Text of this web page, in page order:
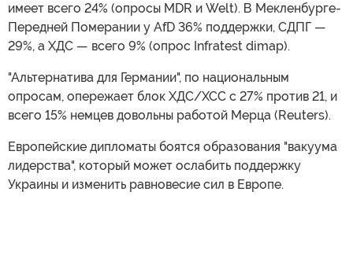
имеет всего 24% (опросы MDR и Welt). В Мекленбурге-
Передней Померании у AfD 36% поддержки, СДПГ —
29%, а ХДС — всего 9% (опрос Infratest dimap).
"Альтернатива для Германии", по национальным
опросам, опережает блок ХДС/ХСС с 27% против 21, и
всего 15% немцев довольны работой Мерца (Reuters).
Европейские дипломаты боятся образования "вакуума
лидерства", который может ослабить поддержку
Украины и изменить равновесие сил в Европе.